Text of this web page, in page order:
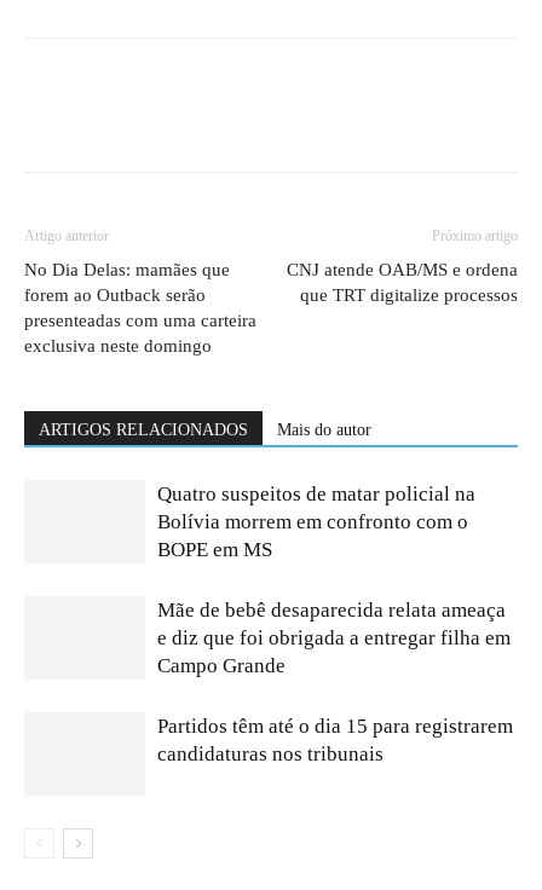
Artigo anterior
No Dia Delas: mamães que
forem ao Outback serão
presenteadas com uma carteira
exclusiva neste domingo
Próximo artigo
CNJ atende OAB/MS e ordena
que TRT digitalize processos
ARTIGOS RELACIONADOS Mais do autor
Quatro suspeitos de matar policial na
Bolívia morrem em confronto com o
BOPE em MS
Mãe de bebê desaparecida relata ameaça
e diz que foi obrigada a entregar filha em
Campo Grande
Partidos têm até o dia 15 para registrarem
candidaturas nos tribunais